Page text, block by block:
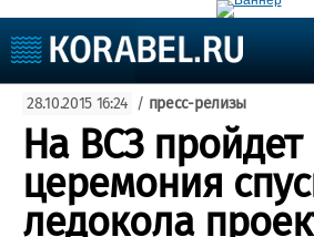
Судоходство
Судоремонт
События
Порты
Рыболовство
ВМФ
28.10.2015 16:24 / пресс-релизы
На ВСЗ пройдет
церемония
ледокола